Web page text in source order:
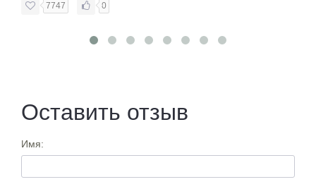
7747 0
Оставить отзыв
Имя: